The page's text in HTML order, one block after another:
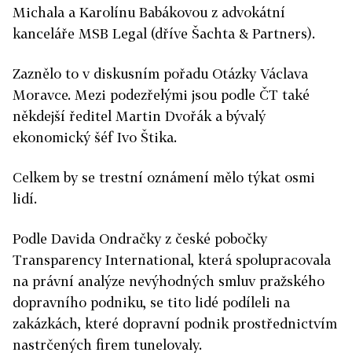
Michala a Karolínu Babákovou z advokátní
kanceláře MSB Legal (dříve Šachta & Partners).
Zaznělo to v diskusním pořadu Otázky Václava
Moravce. Mezi podezřelými jsou podle ČT také
někdejší ředitel Martin Dvořák a bývalý
ekonomický šéf Ivo Štika.
Celkem by se trestní oznámení mělo týkat osmi
lidí.
Podle Davida Ondračky z české pobočky
Transparency International, která spolupracovala
na právní analýze nevýhodných smluv pražského
dopravního podniku, se tito lidé podíleli na
zakázkách, které dopravní podnik prostřednictvím
nastrčených firem tunelovaly.